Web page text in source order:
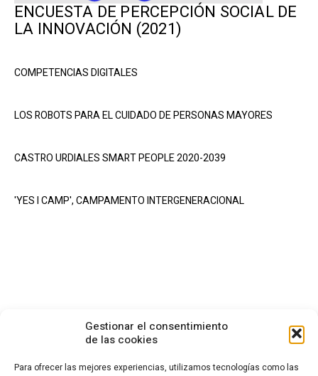
Gestionar el consentimiento
de las cookies
Para ofrecer las mejores experiencias, utilizamos tecnologías como las
ENCUESTA DE PERCEPCIÓN SOCIAL DE
LA INNOVACIÓN (2021)
COMPETENCIAS DIGITALES
LOS ROBOTS PARA EL CUIDADO DE PERSONAS MAYORES
CASTRO URDIALES SMART PEOPLE 2020-2039
'YES I CAMP', CAMPAMENTO INTERGENERACIONAL